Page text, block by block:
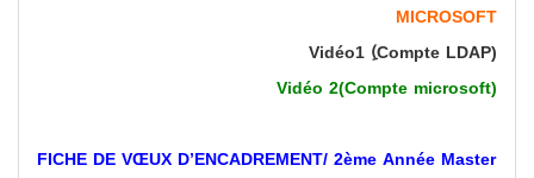
MICROSOFT
Vidéo1 (ِCompte LDAP)
Vidéo 2(Compte microsoft)
FICHE DE VŒUX D’ENCADREMENT/ 2ème Année Master